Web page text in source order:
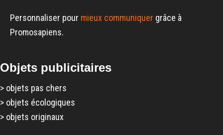
Personnaliser pour mieux communiquer grâce à
Promosapiens.
Objets publicitaires
> objets pas chers
> objets écologiques
> objets originaux